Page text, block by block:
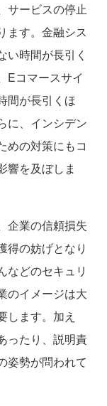
サービスの停止
ます。金融シス
い時間が長引く
Eコマースサイ
間が長引くほ
に、インシデン
めの対策にもコ
響を及ぼしま
企業の信頼損失
得の妨げとなり
などのセキュリ
のイメージは大
します。加え
ったり、説明責
姿勢が問われて